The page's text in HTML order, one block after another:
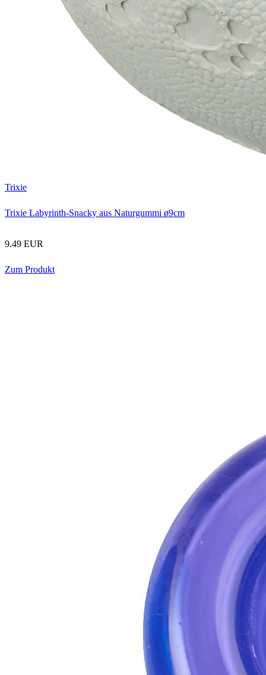
Trixie
Trixie Labyrinth-Snacky aus Naturgummi ø9cm
9.49 EUR
Zum Produkt